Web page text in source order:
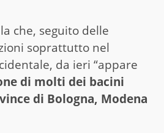
che, seguito delle
soprattutto nel
da ieri “appare
di molti dei bacini
di Bologna, Modena